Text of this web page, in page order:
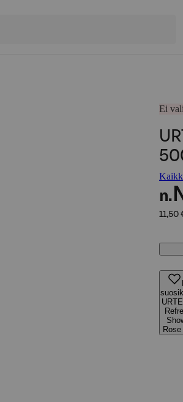
Ei
n.
11,50
Rose